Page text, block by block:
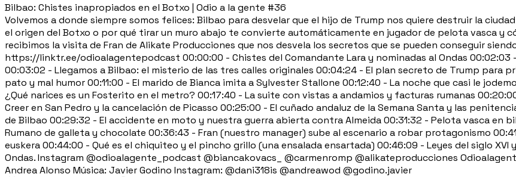
Bilbao: Chistes inapropiados en el Botxo | Odio a la gente #36
Volvemos a donde siempre somos felices: Bilbao para desvelar que el hijo de Trump nos quiere destruir la
el origen del Botxo o por qué tirar un muro abajo te convierte automáticamente en jugador de pelota vasca y
recibimos la visita de Fran de Alikate Producciones que nos desvela los secretos que se pueden conseguir
https://linktr.ee/odioalagentepodcast 00:00:00 - Chistes del Comandante Lara y nominadas al Ondas 00:02:03
00:03:02 - Llegamos a Bilbao: el misterio de las tres calles originales 00:04:24 - El plan secreto de Trump para
pato y mal humor 00:11:00 - El marido de Bianca imita a Sylvester Stallone 00:12:40 - La noche que casi le
¿Qué narices es un Fosterito en el metro? 00:17:40 - La suite con vistas a andamios y facturas rumanas
Creer en San Pedro y la cancelación de Picasso 00:25:00 - El cuñado andaluz de la Semana Santa y las
de Bilbao 00:29:32 - El accidente en moto y nuestra guerra abierta contra Almeida 00:31:32 - Pelota vasca en
Rumano de galleta y chocolate 00:36:43 - Fran (nuestro manager) sube al escenario a robar protagonismo
euskera 00:44:00 - Qué es el chiquiteo y el pincho grillo (una ensalada ensartada) 00:46:09 - Leyes del siglo
Ondas. Instagram @odioalagente_podcast @biancakovacs_ @carmenromp @alikateproducciones
Andrea Alonso Música: Javier Godino Instagram: @dani318is @andreawod @godino.javier